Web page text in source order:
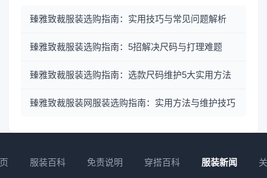
臻雅致裁服装选购指南：实用技巧与常见问题解析
臻雅致裁服装选购指南：5招解决尺码与打理难题
臻雅致裁服装选购指南：选款尺码维护5大实用方法
臻雅致裁服装网服装选购指南：实用方法与维护技巧
服装百科 免责说明 穿搭百科 服装新闻